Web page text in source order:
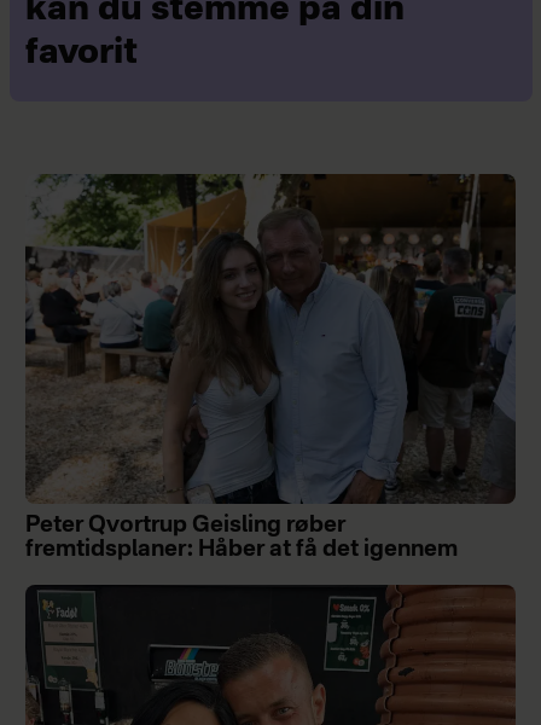
kan du stemme på din
favorit
Peter Qvortrup Geisling røber
fremtidsplaner: Håber at få det igennem